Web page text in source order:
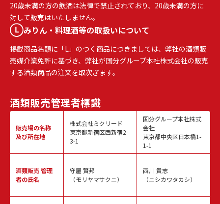
20歳未満の方の飲酒は法律で禁止されており、20歳未満の方に
対して販売はいたしません。
みりん・料理酒等の取扱いについて
掲載商品名頭に「L」のつく商品につきましては、弊社の酒類販
売媒介業免許に基づき、弊社が国分グループ本社株式会社の販売
する酒類商品の注文を取次ぎます。
酒類販売管理者標識
販売場の名称
及び所在地
酒類販売管理
者の氏名
株式会社ミクリード
東京都新宿区西新宿2-
3-1
守屋 賢邦
（モリヤマサクニ）
国分グループ本社株式
会社
東京都中央区日本橋1-
1-1
西川 貴志
（ニシカワタカシ）